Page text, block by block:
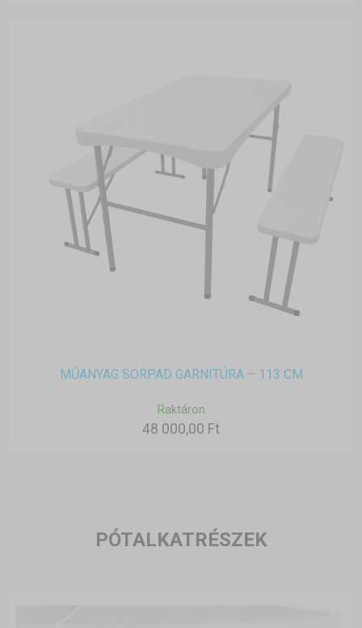
MŰANYAG SÖRPAD GARNITÚRA – 113 CM
Raktáron
48 000,00 Ft
PÓTALKATRÉSZEK